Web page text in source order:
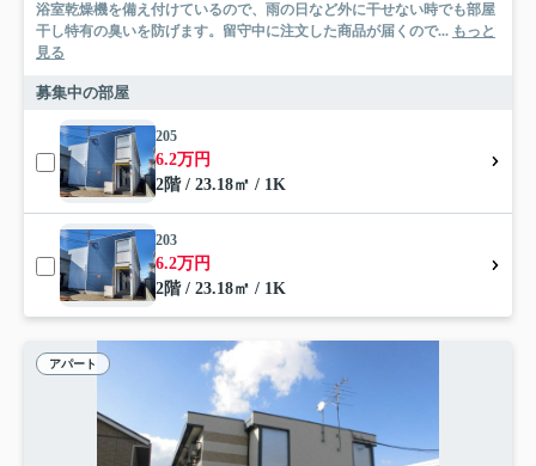
浴室乾燥機を備え付けているので、雨の日など外に干せない時でも部屋
干し特有の臭いを防げます。留守中に注文した商品が届くので... もっと
見る
募集中の部屋
205
6.2万円
2階 / 23.18㎡ / 1K
203
6.2万円
2階 / 23.18㎡ / 1K
アパート